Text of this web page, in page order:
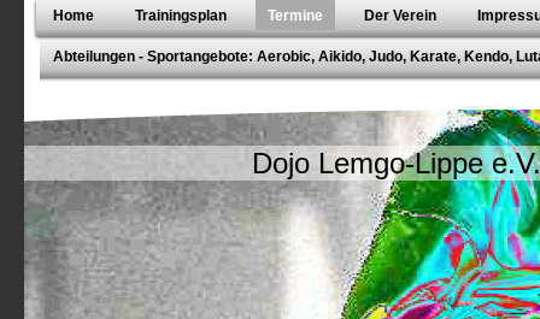
Home Trainingsplan Termine Der Verein
Abteilungen - Sportangebote: Aerobic, Aikido, Judo, Karate, Kendo,
Dojo Lemgo-Lippe